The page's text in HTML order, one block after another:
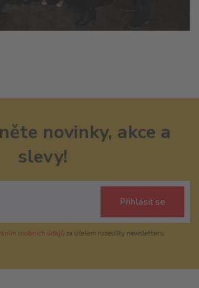
novinky, akce a
slevy!
Přihlásit se
osobních údajůza účelem rozesílky newsletteru.